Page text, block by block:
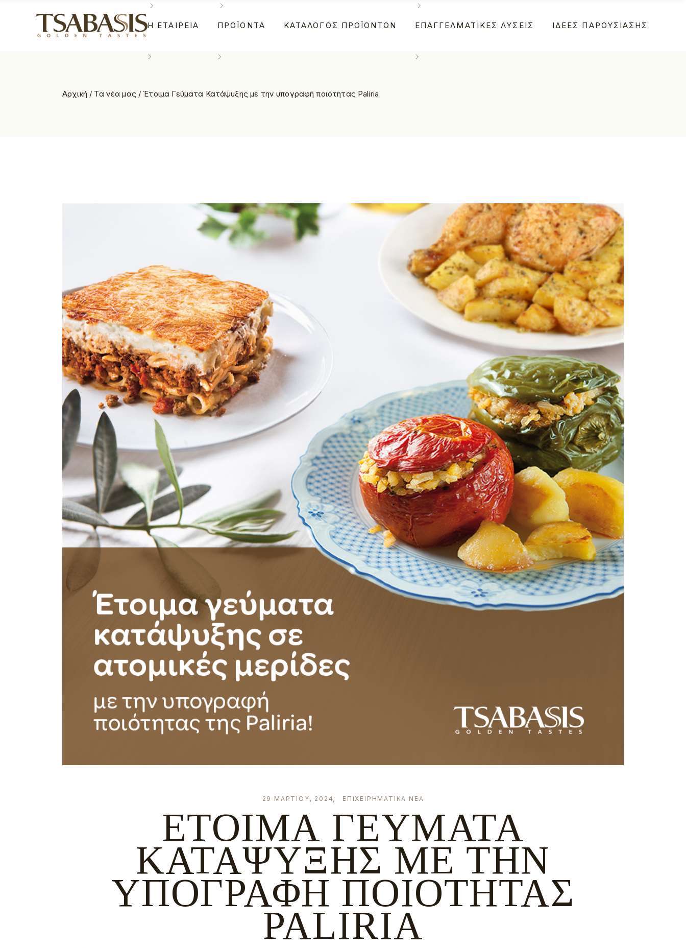
Η ΕΤΑΙΡΕΊΑ
Ανθρώπινο Δυναμικό
ΠΡΟΪΌΝΤΑ
Κουλούρια
Κρητικές Λιχουδιές
Πίτσες
ΚΑΤΆΛΟΓΟΣ ΠΡΟΪΌΝΤΩΝ ΕΠΑΓΓΕΛΜΑΤΙΚΕΣ ΛΥΣΕΙΣ ΙΔΕΕΣ ΠΑΡΟΥΣΙΑΣΗΣ
Η Ιστορία Αλμυρές Σφολιάτες Φούρνοι
Αρχική / Τα νέα μας / Έτοιμα Γεύματα Κατάψυξης με την υπογραφή ποιότητας Paliria
29 ΜΑΡΤΊΟΥ, 2024 ΕΠΙΧΕΙΡΗΜΑΤΙΚΆ ΝΈΑ
ΈΤΟΙΜΑ ΓΕΎΜΑΤΑ
ΚΑΤΆΨΥΞΗΣ ΜΕ ΤΗΝ
ΥΠΟΓΡΑΦΉ ΠΟΙΌΤΗΤΑΣ
PALIRIA